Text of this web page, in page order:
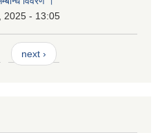
2025 - 13:05
next ›